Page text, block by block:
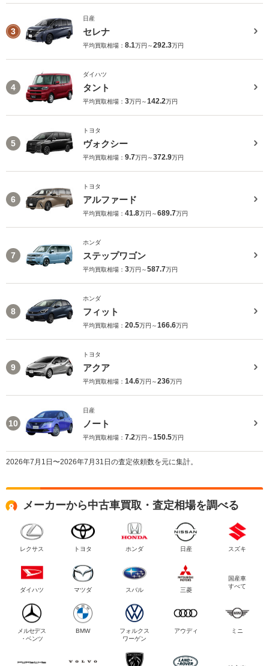
3
日産
セレナ
平均買取相場： 8.1万円～292.3万円
4
ダイハツ
タント
平均買取相場： 3万円～142.2万円
5
トヨタ
ヴォクシー
平均買取相場： 9.7万円～372.9万円
6
トヨタ
アルファード
平均買取相場： 41.8万円～689.7万円
7
ホンダ
ステップワゴン
平均買取相場： 3万円～587.7万円
8
ホンダ
フィット
平均買取相場： 20.5万円～166.6万円
9
トヨタ
アクア
平均買取相場： 14.6万円～236万円
10
日産
ノート
平均買取相場： 7.2万円～150.5万円
2026年7月1日〜2026年7月31日の査定依頼数を元に集計。
メーカーから中古車買取・査定相場を調べる
レクサス トヨタ ホンダ 日産 スズキ
ダイハツ マツダ スバル 三菱
国産車
すべて
メルセデス
・ベンツ
BMW
フォルクス
ワーゲン
アウディ ミニ